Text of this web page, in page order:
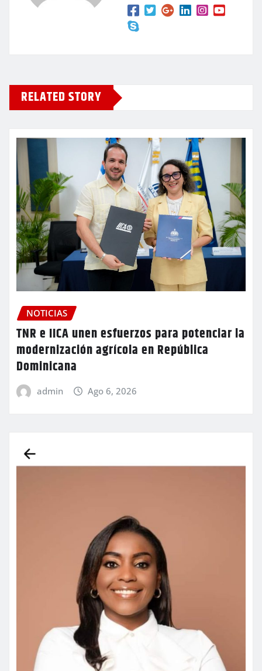
RELATED STORY
NOTICIAS
TNR e IICA unen esfuerzos para potenciar la
modernización agrícola en República
Dominicana
admin Ago 6, 2026